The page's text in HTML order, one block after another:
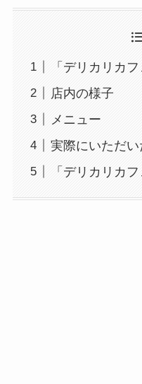
「デリカリカ
店内の様子
メニュー
実際にいただ
「デリカリカ